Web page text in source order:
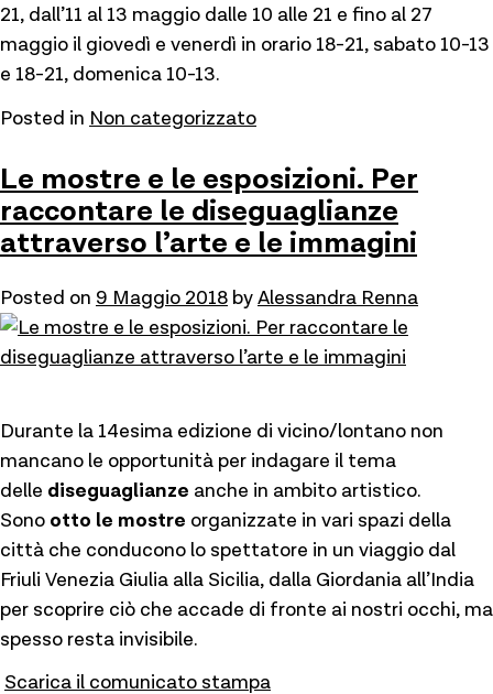
21, dall’11 al 13 maggio dalle 10 alle 21 e fino al 27
maggio il giovedì e venerdì in orario 18-21, sabato 10-13
e 18-21, domenica 10-13.
Posted in Non categorizzato
Le mostre e le esposizioni. Per
raccontare le diseguaglianze
attraverso l’arte e le immagini
Posted on 9 Maggio 2018 byAlessandra Renna
Durante la 14esima edizione di vicino/lontano non
mancano le opportunità per indagare il tema
delle diseguaglianze anche in ambito artistico.
Sono otto le mostre organizzate in vari spazi della
città che conducono lo spettatore in un viaggio dal
Friuli Venezia Giulia alla Sicilia, dalla Giordania all’India
per scoprire ciò che accade di fronte ai nostri occhi, ma
spesso resta invisibile.
Scarica il comunicato stampa